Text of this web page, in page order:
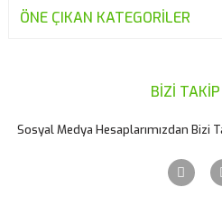
ÖNE ÇIKAN KATEGORİLER
BİZİ TAKİP
Sosyal Medya Hesaplarımızdan Bizi